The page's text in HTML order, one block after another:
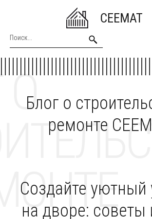
CEEMAT
Блог о
ремонте
О
Создайте уютный
на дворе: советы